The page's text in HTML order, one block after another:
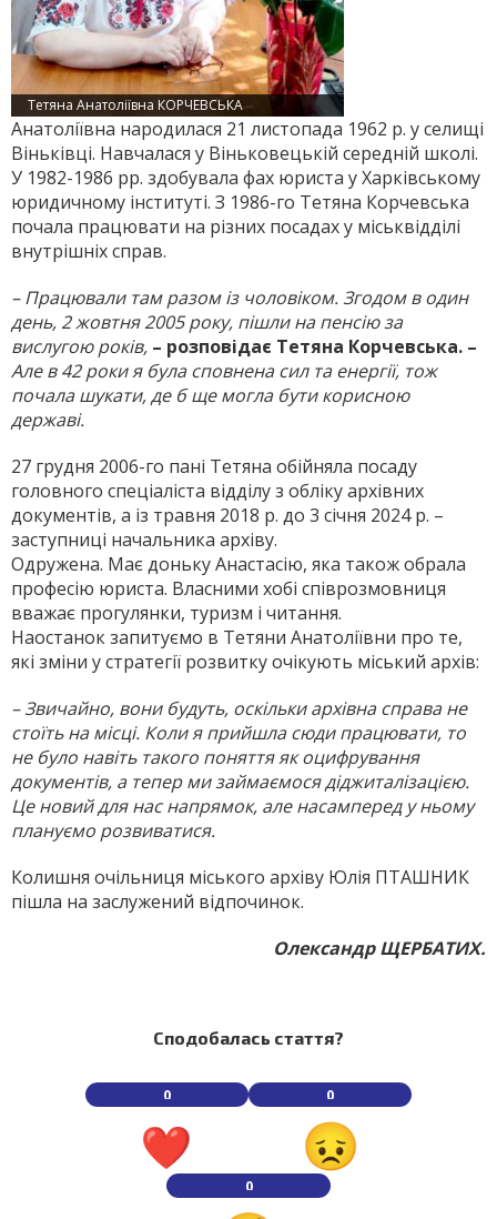
Тетяна Анатоліївна КОРЧЕВСЬКА
Анатоліївна народилася 21 листопада 1962 р. у селищі
Віньківці. Навчалася у Віньковецькій середній школі.
У 1982-1986 рр. здобувала фах юриста у Харківському
юридичному інституті. З 1986-го Тетяна Корчевська
почала працювати на різних посадах у міськвідділі
внутрішніх справ.
– Працювали там разом із чоловіком. Згодом в один
день, 2 жовтня 2005 року, пішли на пенсію за
вислугою років, – розповідає Тетяна Корчевська. –
Але в 42 роки я була сповнена сил та енергії, тож
почала шукати, де б ще могла бути корисною
державі.
27 грудня 2006-го пані Тетяна обійняла посаду
головного спеціаліста від­ділу з обліку архівних
документів, а із травня 2018 р. до 3 січня 2024 р. –
заступниці начальника архіву.
Одружена. Має доньку Анастасію, яка також обрала
професію юриста. Власними хобі співрозмовниця
вважає прогулянки, туризм і читання.
Наостанок запитуємо в Тетяни Анатоліївни про те,
які зміни у стратегії розвитку очікують міський архів:
– Звичайно, вони будуть, оскільки архівна справа не
стоїть на місці. Коли я прийшла сюди працювати, то
не було навіть та­кого поняття як оцифрування
документів, а тепер ми займаємося діджиталізацією.
Це новий для нас напрямок, але насамперед у ньому
плануємо розвиватися.
Колишня очільниця міського архіву Юлія ПТАШНИК
пішла на заслужений відпочинок.
Олександр ЩЕРБАТИХ.
Сподобалась стаття?
0 0
0